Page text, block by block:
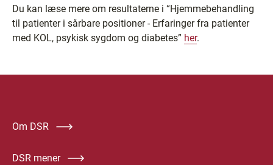
Du kan læse mere om resultaterne i “Hjemmebehandling
til patienter i sårbare positioner - Erfaringer fra patienter
med KOL, psykisk sygdom og diabetes” her.
Om DSR
DSR mener